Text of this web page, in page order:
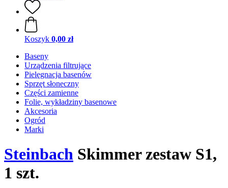
Koszyk 0,00 zł
Baseny
Urządzenia filtrujące
Pielęgnacja basenów
Sprzęt słoneczny
Części zamienne
Folie, wykładziny basenowe
Akcesoria
Ogród
Marki
Steinbach Skimmer zestaw S1,
1 szt.